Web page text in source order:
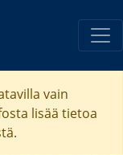
vain
lisää tietoa